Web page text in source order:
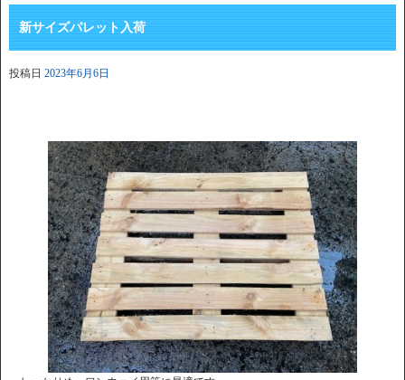
新サイズパレット入荷
投稿日 2023年6月6日